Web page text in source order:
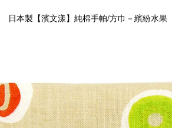
日本製【濱文漾】純棉手帕/方巾－繽紛水果